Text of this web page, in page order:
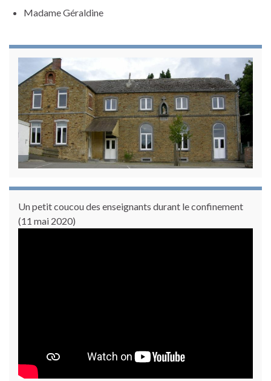
Madame Géraldine
Un petit coucou des enseignants durant le confinement
(11 mai 2020)